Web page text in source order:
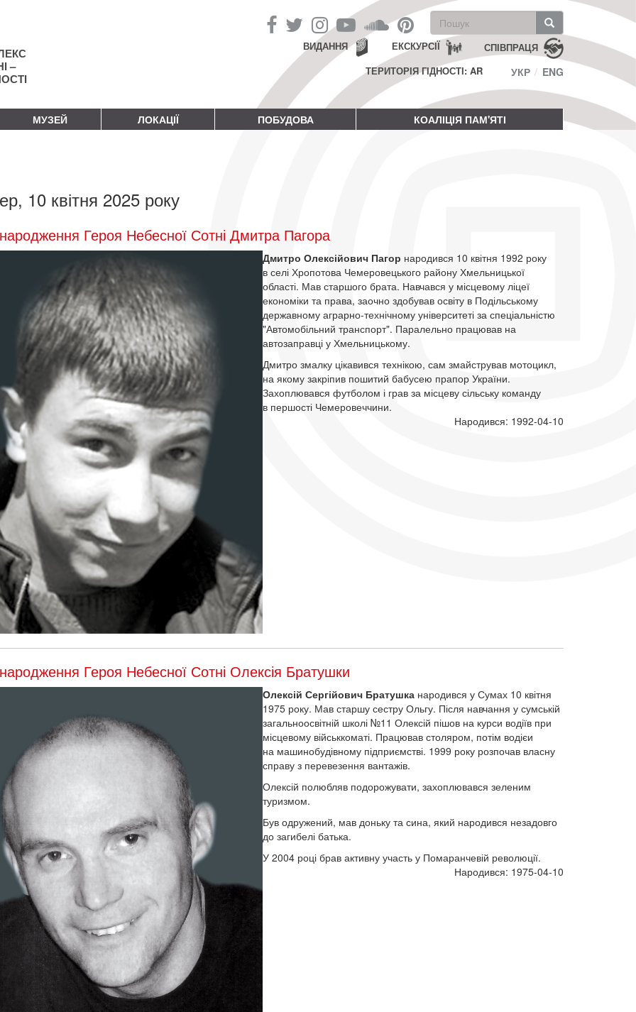
–
Пошукова
форма
Пошук СПІВПРАЦЯ
ЕКСКУРСІЇ
ВИДАННЯ
ТЕРИТОРІЯ ГІДНОСТІ: AR
УКР ENG
МУЗЕЙ ЛОКАЦІЇ ПОБУДОВА КОАЛІЦІЯ ПАМ'ЯТІ
10 квітня 2025 року
Героя Небесної Сотні Дмитра Пагора
Дмитро Олексійович Пагор народився 10 квітня 1992 року
в селі Хропотова Чемеровецького району Хмельницької
області. Мав старшого брата. Навчався у місцевому ліцеї
економіки та права, заочно здобував освіту в Подільському
державному аграрно-технічному університеті за спеціальністю
"Автомобільний транспорт". Паралельно працював на
автозаправці у Хмельницькому.
Дмитро змалку цікавився технікою, сам змайстрував мотоцикл,
на якому закріпив пошитий бабусею прапор України.
Захоплювався футболом і грав за місцеву сільську команду
в першості Чемеровеччини.
Народився: 1992-04-10
Героя Небесної Сотні Олексія Братушки
Олексій Сергійович Братушка народився у Сумах 10 квітня
1975 року. Мав старшу сестру Ольгу. Після навчання у сумській
загальноосвітній школі №11 Олексій пішов на курси водіїв при
місцевому військкоматі. Працював столяром, потім водієи
на машинобудівному підприємстві. 1999 року розпочав власну
справу з перевезення вантажів.
Олексій полюбляв подорожувати, захоплювався зеленим
туризмом.
Був одружений, мав доньку та сина, який народився незадовго
до загибелі батька.
У 2004 році брав активну участь у Помаранчевій революції.
Народився: 1975-04-10